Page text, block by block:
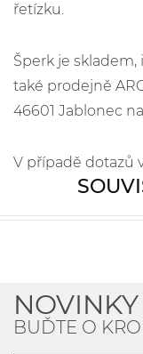
řetízku.
Šperk je
také prodejně
46601 Jablonec
V případě dotazů
BUĎTE O